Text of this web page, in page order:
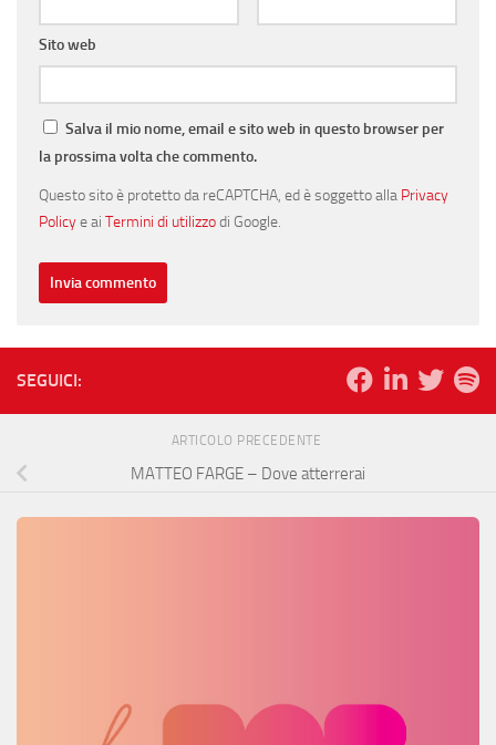
Sito web
Salva il mio nome, email e sito web in questo browser per
la prossima volta che commento.
Questo sito è protetto da reCAPTCHA, ed è soggetto alla Privacy
Policye ai Termini di utilizzodi Google.
SEGUICI:
ARTICOLO PRECEDENTE
MATTEO FARGE – Dove atterrerai